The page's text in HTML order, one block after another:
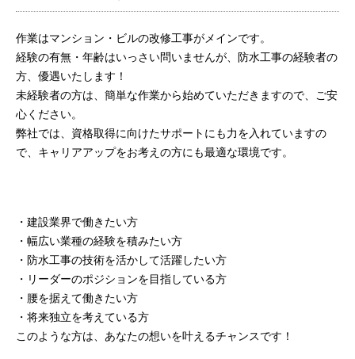
作業はマンション・ビルの改修工事がメインです。
経験の有無・年齢はいっさい問いませんが、防水工事の経験者の
方、優遇いたします！
未経験者の方は、簡単な作業から始めていただきますので、ご安
心ください。
弊社では、資格取得に向けたサポートにも力を入れていますの
で、キャリアアップをお考えの方にも最適な環境です。
・建設業界で働きたい方
・幅広い業種の経験を積みたい方
・防水工事の技術を活かして活躍したい方
・リーダーのポジションを目指している方
・腰を据えて働きたい方
・将来独立を考えている方
このような方は、あなたの想いを叶えるチャンスです！